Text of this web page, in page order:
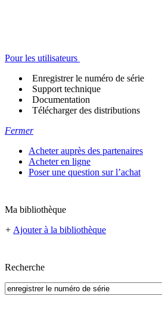
Pour les utilisateurs
Enregistrer le numéro de série
Support technique
Documentation
Télécharger des distributions
Fermer
Acheter auprès des partenaires
Acheter en ligne
Poser une question sur l’achat
Ma bibliothèque
+ Ajouter à la bibliothèque
Recherche